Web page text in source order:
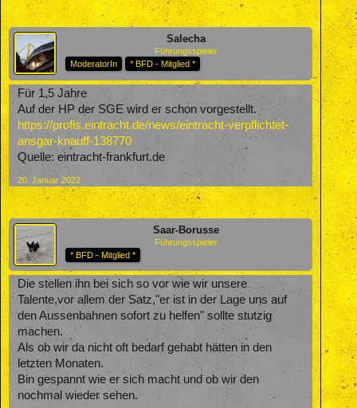
Salecha
Führungsspieler
ModeratorIn
* BFD - Mitglied *
Für 1,5 Jahre
Auf der HP der SGE wird er schon vorgestellt.
https://profis.eintracht.de/news/eintracht-verpflichtet-
ansgar-knauff-138770
Quelle: eintracht-frankfurt.de
20. Januar 2022
Saar-Borusse
Führungsspieler
* BFD - Mitglied *
Die stellen ihn bei sich so vor wie wir unsere
Talente,vor allem der Satz,"er ist in der Lage uns auf
den Aussenbahnen sofort zu helfen" sollte stutzig
machen.
Als ob wir da nicht oft bedarf gehabt hätten in den
letzten Monaten.
Bin gespannt wie er sich macht und ob wir den
nochmal wieder sehen.